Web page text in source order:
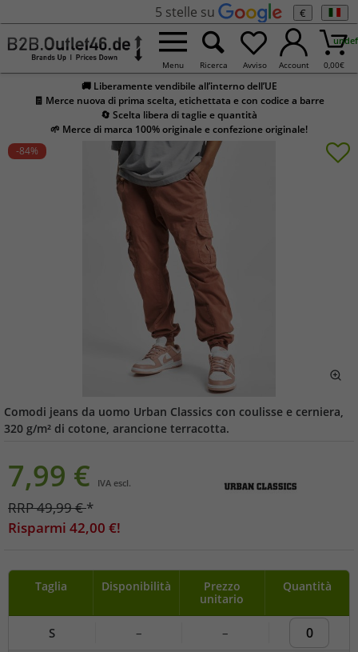
5 stelle su €
Menu Ricerca Avviso Account 0,00€
🚚 Liberamente vendibile all’interno dell’UE
🧾 Merce nuova di prima scelta, etichettata e con codice a barre
🔄 Scelta libera di taglie e quantità
🌱 Merce di marca 100% originale e confezione originale!
-84%
Comodi jeans da uomo Urban Classics con coulisse e cerniera,
320 g/m² di cotone, arancione terracotta.
7,99 € IVA escl.
RRP49,99€*
Risparmi 42,00 €!
Taglia Disponibilità
Prezzo
unitario
Quantità
S – –